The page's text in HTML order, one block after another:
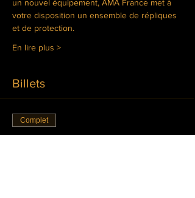
un nouvel équipement, AMA France met à
votre disposition un ensemble de répliques
et de protection.
En lire plus >
Billets
Complet